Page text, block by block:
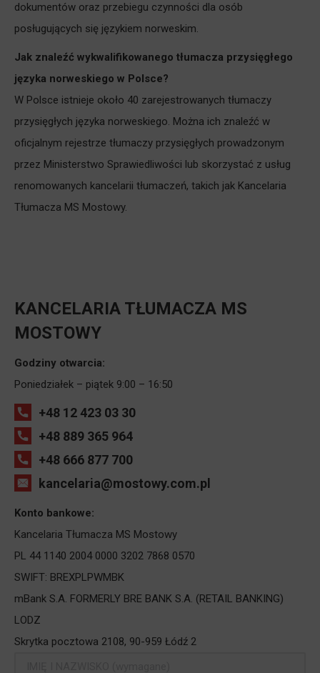
dokumentów oraz przebiegu czynności dla osób
posługujących się językiem norweskim.
Jak znaleźć wykwalifikowanego tłumacza przysięgłego
języka norweskiego w Polsce?
W Polsce istnieje około 40 zarejestrowanych tłumaczy
przysięgłych języka norweskiego. Można ich znaleźć w
oficjalnym rejestrze tłumaczy przysięgłych prowadzonym
przez Ministerstwo Sprawiedliwości lub skorzystać z usług
renomowanych kancelarii tłumaczeń, takich jak Kancelaria
Tłumacza MS Mostowy.
KANCELARIA TŁUMACZA MS
MOSTOWY
Godziny otwarcia:
Poniedziałek – piątek 9:00 – 16:50
+48 12 423 03 30
+48 889 365 964
+48 666 877 700
kancelaria@mostowy.com.pl
Konto bankowe:
Kancelaria Tłumacza MS Mostowy
PL 44 1140 2004 0000 3202 7868 0570
SWIFT: BREXPLPWMBK
mBank S.A. FORMERLY BRE BANK S.A. (RETAIL BANKING)
LODZ
Skrytka pocztowa 2108, 90-959 Łódź 2